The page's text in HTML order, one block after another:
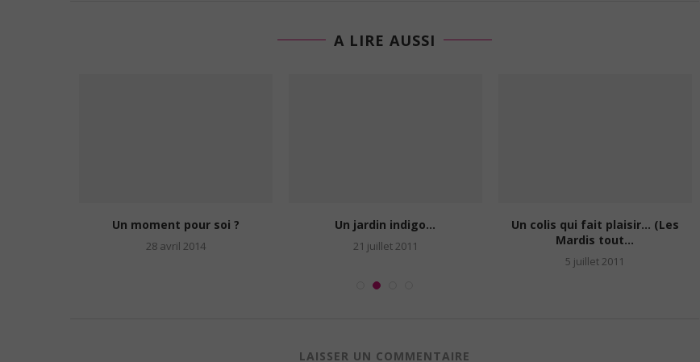
A LIRE AUSSI
Un moment pour soi ?
28 avril 2014
Un jardin indigo…
21 juillet 2011
Un colis qui fait plaisir… (Les
Mardis tout...
5 juillet 2011
LAISSER UN COMMENTAIRE